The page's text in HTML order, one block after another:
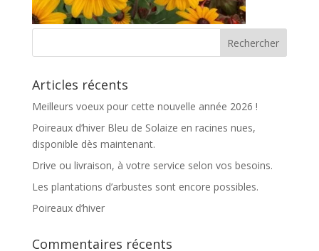
Articles récents
Meilleurs voeux pour cette nouvelle année 2026 !
Poireaux d’hiver Bleu de Solaize en racines nues,
disponible dès maintenant.
Drive ou livraison, à votre service selon vos besoins.
Les plantations d’arbustes sont encore possibles.
Poireaux d’hiver
Commentaires récents